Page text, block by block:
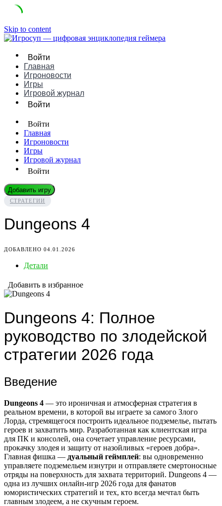
Skip to content
Войти
Главная
Игроновости
Игры
Игровой журнал
Войти
Войти
Главная
Игроновости
Игры
Игровой журнал
Войти
Добавить игру
СТРАТЕГИИ
Dungeons 4
ДОБАВЛЕНО 04.01.2026
Детали
Добавить в избранное
Dungeons 4: Полное
руководство по злодейской
стратегии 2026 года
Введение
Dungeons 4 — это ироничная и атмосферная стратегия в
реальном времени, в которой вы играете за самого Злого
Лорда, стремящегося построить идеальное подземелье, пытать
героев и захватить мир. Разработанная как клиентская игра
для ПК и консолей, она сочетает управление ресурсами,
прокачку злодея и защиту от назойливых «героев добра».
Главная фишка — дуальный геймплей: вы одновременно
управляете подземельем изнутри и отправляете смертоносные
отряды на поверхность для захвата территорий. Dungeons 4 —
одна из лучших онлайн-игр 2026 года для фанатов
юмористических стратегий и тех, кто всегда мечтал быть
главным злодеем, а не скучным героем.